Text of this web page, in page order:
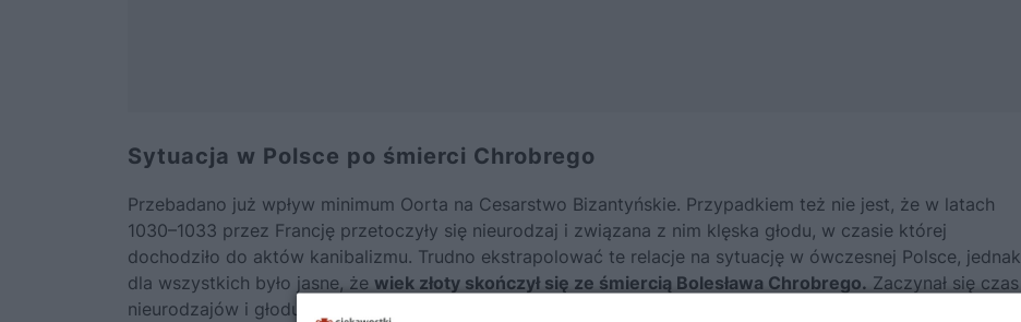
Sytuacja w Polsce po śmierci Chrobrego
Przebadano już wpływ minimum Oorta na Cesarstwo Bizantyńskie. Przypadkiem też nie jest, że w latach
1030–1033 przez Francję przetoczyły się nieurodzaj i związana z nim klęska głodu, w czasie której
dochodziło do aktów kanibalizmu. Trudno ekstrapolować te relacje na sytuację w ówczesnej Polsce, jednak
dla wszystkich było jasne, że wiek złoty skończył się ze śmiercią Bolesława Chrobrego. Zaczynał się czas
nieurodzajów i głodu.